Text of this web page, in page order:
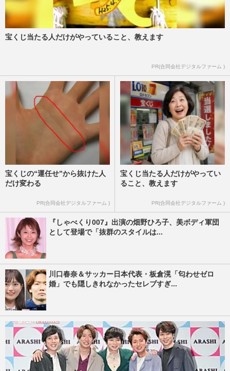
宝くじ当たる人だけがやっていること、教えます
PR(合同会社デジタルファーム )
宝くじの“運任せ”から抜けた人
だけ変わる
PR(合同会社デジタルファーム )
宝くじ当たる人だけがやってい
ること、教えます
PR(合同会社デジタルファーム )
『しゃべくり007』出演の畑野ひろ子、美ボディ軍団
として登場で「抜群のスタイルは...
川口春奈＆サッカー日本代表・板倉滉「匂わせゼロ
婚」でも隠しきれなかったセレブすぎ...